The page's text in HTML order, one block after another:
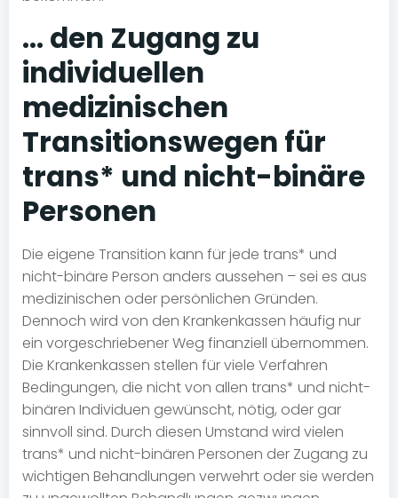
… den Zugang zu
individuellen
medizinischen
Transitionswegen für
trans* und nicht-binäre
Personen
Die eigene Transition kann für jede trans* und
nicht-binäre Person anders aussehen – sei es aus
medizinischen oder persönlichen Gründen.
Dennoch wird von den Krankenkassen häufig nur
ein vorgeschriebener Weg finanziell übernommen.
Die Krankenkassen stellen für viele Verfahren
Bedingungen, die nicht von allen trans* und nicht-
binären Individuen gewünscht, nötig, oder gar
sinnvoll sind. Durch diesen Umstand wird vielen
trans* und nicht-binären Personen der Zugang zu
wichtigen Behandlungen verwehrt oder sie werden